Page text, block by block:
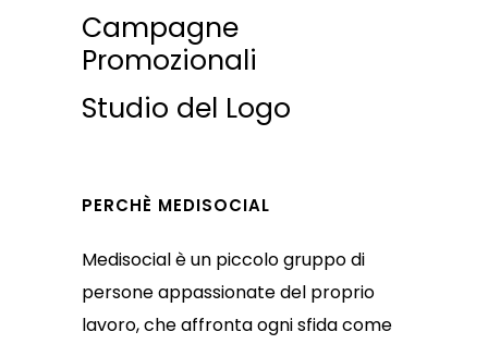
Campagne
Promozionali
Studio del Logo
PERCHÈ MEDISOCIAL
Medisocial è un piccolo gruppo di
persone appassionate del proprio
lavoro, che affronta ogni sfida come